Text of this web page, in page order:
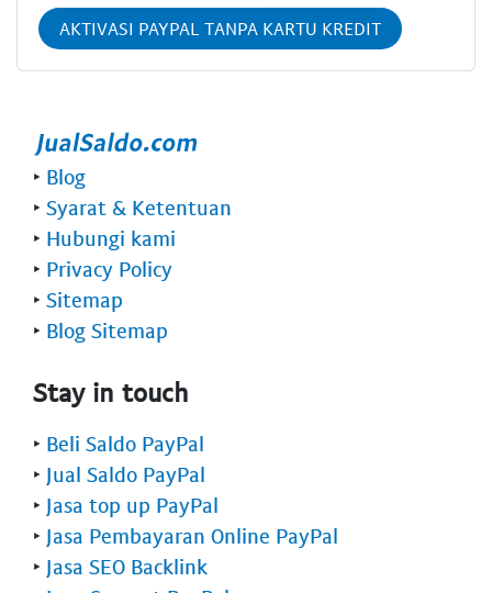
AKTIVASI PAYPAL TANPA KARTU KREDIT
‣ Blog
‣ Syarat & Ketentuan
‣ Hubungi kami
‣ Privacy Policy
‣ Sitemap
‣ Blog Sitemap
Stay in touch
‣ Beli Saldo PayPal
‣ Jual Saldo PayPal
‣ Jasa top up PayPal
‣ Jasa Pembayaran Online PayPal
‣ Jasa SEO Backlink